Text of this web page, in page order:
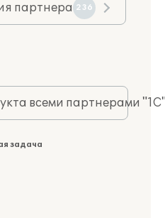
партнера 236
всеми партнерами
задача